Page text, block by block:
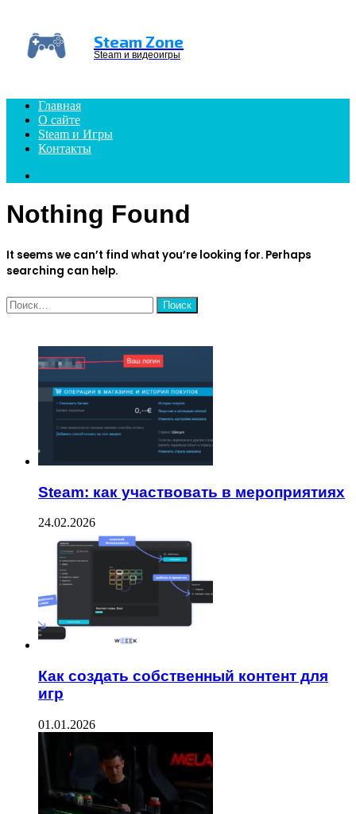
Steam Zone
Steam и видеоигры
Главная
О сайте
Steam и Игры
Контакты
Nothing Found
It seems we can’t find what you’re looking for. Perhaps
searching can help.
Найти:
Steam: как участвовать в мероприятиях
24.02.2026
Как создать собственный контент для
игр
01.01.2026